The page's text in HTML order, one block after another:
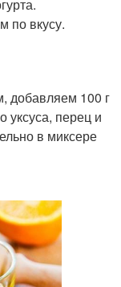
по вкусу.
добавляем 100 г
уксуса, перец и
в миксере